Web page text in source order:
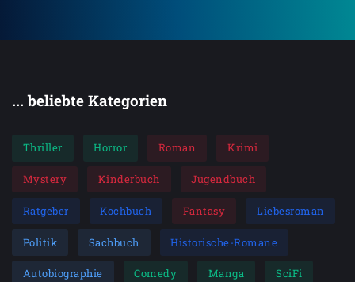
... beliebte Kategorien
Thriller Horror Roman Krimi
Mystery Kinderbuch Jugendbuch
Ratgeber Kochbuch Fantasy Liebesroman
Politik Sachbuch Historische-Romane
Autobiographie Comedy Manga SciFi